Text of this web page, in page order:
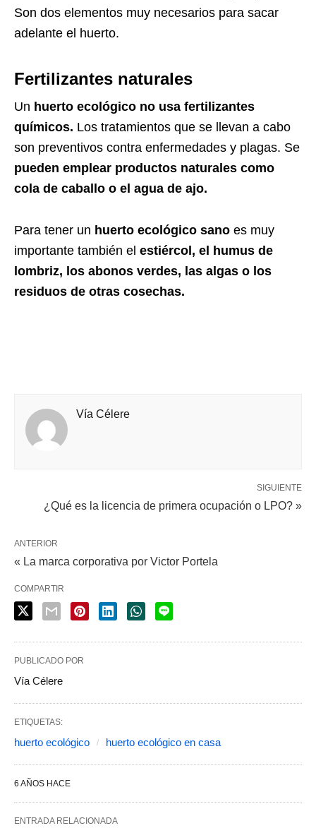
Son dos elementos muy necesarios para sacar
adelante el huerto.
Fertilizantes naturales
Un huerto ecológico no usa fertilizantes
químicos. Los tratamientos que se llevan a cabo
son preventivos contra enfermedades y plagas. Se
pueden emplear productos naturales como
cola de caballo o el agua de ajo.
Para tener un huerto ecológico sano es muy
importante también el estiércol, el humus de
lombriz, los abonos verdes, las algas o los
residuos de otras cosechas.
Vía Célere
SIGUIENTE
¿Qué es la licencia de primera ocupación o LPO? »
ANTERIOR
« La marca corporativa por Victor Portela
COMPARTIR
PUBLICADO POR
Vía Célere
ETIQUETAS:
huerto ecológico huerto ecológico en casa
6 AÑOS HACE
ENTRADA RELACIONADA